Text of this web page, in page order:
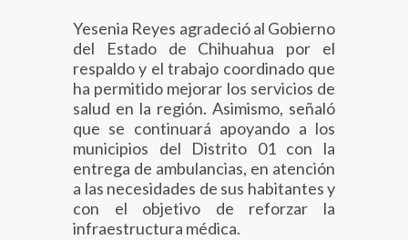
Yesenia Reyes agradeció al Gobierno
del Estado de Chihuahua por el
respaldo y el trabajo coordinado que
ha permitido mejorar los servicios de
salud en la región. Asimismo, señaló
que se continuará apoyando a los
municipios del Distrito 01 con la
entrega de ambulancias, en atención
a las necesidades de sus habitantes y
con el objetivo de reforzar la
infraestructura médica.